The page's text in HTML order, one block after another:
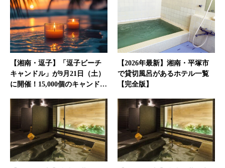
【湘南・逗子】「逗子ビーチ
キャンドル」が9月21日（土）
に開催！15,000個のキャンド…
【2026年最新】湘南・平塚市
で貸切風呂があるホテル一覧
【完全版】